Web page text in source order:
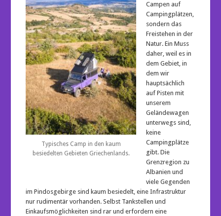
Typisches Camp in den kaum
besiedelten Gebieten Griechenlands.
Campen auf
Campingplätzen,
sondern das
Freistehen in der
Natur. Ein Muss
daher, weil es in
dem Gebiet, in
dem wir
hauptsächlich
auf Pisten mit
unserem
Geländewagen
unterwegs sind,
keine
Campingplätze
gibt. Die
Grenzregion zu
Albanien und
viele Gegenden
im Pindosgebirge sind kaum besiedelt, eine Infrastruktur
nur rudimentär vorhanden. Selbst Tankstellen und
Einkaufsmöglichkeiten sind rar und erfordern eine